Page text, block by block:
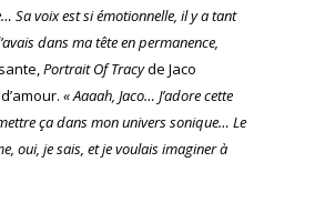
Sa voix est si émotionnelle, il y a tant
dans ma tête en permanence,
Portrait Of Tracyde Jaco
« Aaaah, Jaco… J’adore cette
ça dans mon univers sonique… Le
oui, je sais, et je voulais imaginer à